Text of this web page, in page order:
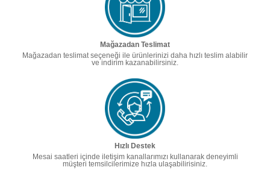
Mağazadan Teslimat
Mağazadan teslimat seçeneği ile ürünlerinizi daha hızlı teslim alabilir
ve indirim kazanabilirsiniz.
Hızlı Destek
Mesai saatleri içinde iletişim kanallarımızı kullanarak deneyimli
müşteri temsilcilerimize hızla ulaşabilirisiniz.